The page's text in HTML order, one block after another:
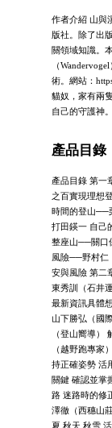
作者介紹 山與
版社。除了出
關領域知識。
（
術。網站：
貓奴，家有兩
自己的守護神。
產品目錄
產品目錄 第一
之百實現理想
時間的登山──
打田鍈一 自己
整座山──關口
風險──野村仁
安與風險 第二
東秀訓（石井
最新資訊具體
山下勝弘（國
（登山嚮導）
（越野跑專家
持正確姿勢 活
關鍵 確認並掌
路 迷路時的修
澤徹（西穗山
夏 秋天 秋雪